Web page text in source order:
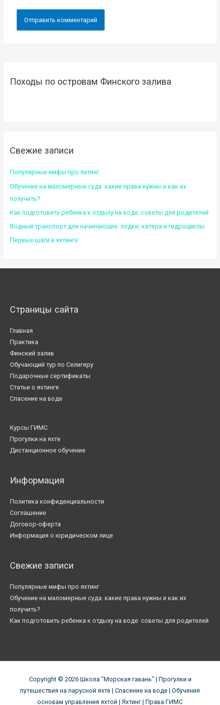
Походы по островам Финского залива
Свежие записи
Популярные мифы про яхтинг
Обучение на маломерные суда: какие права нужны и как их
получить?
Как подготовить ребенка к отдыху на воде: советы для родителей
Водный транспорт для начинающих: лодки, катера и гидроциклы
Первые шаги в яхтинге
Страницы сайта
Главная
Практика
Финский залив
Обучающий тур по Селигеру
Подарочные сертификаты
Статьи о яхтинге
Спасение на воде
Курсы ГИМС
Прогулки на яхте
Дистанционное обучение
Информация
Политика конфиденциальности
Соглашение
Договор-оферта
Информация о юридическом лице
Свежие записи
Популярные мифы про яхтинг
Обучение на маломерные суда: какие права нужны и как их
получить?
Как подготовить ребенка к отдыху на воде: советы для родителей
Copyright © 2026 Школа "Морская гавань" | Прогулки и
путешествия на парусной яхте | Спасение на воде | Обучения
основам управления яхтой | Яхтинг | Права ГИМС